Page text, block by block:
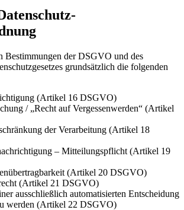
Bestimmungen der DSGVO und des
grundsätzlich die folgenden
(Artikel 16 DSGVO)
/ „Recht auf Vergessenwerden“ (Artikel
der Verarbeitung (Artikel 18
– Mitteilungspflicht (Artikel 19
(Artikel 20 DSGVO)
(Artikel 21 DSGVO)
ausschließlich automatisierten Entscheidung
werden (Artikel 22 DSGVO)